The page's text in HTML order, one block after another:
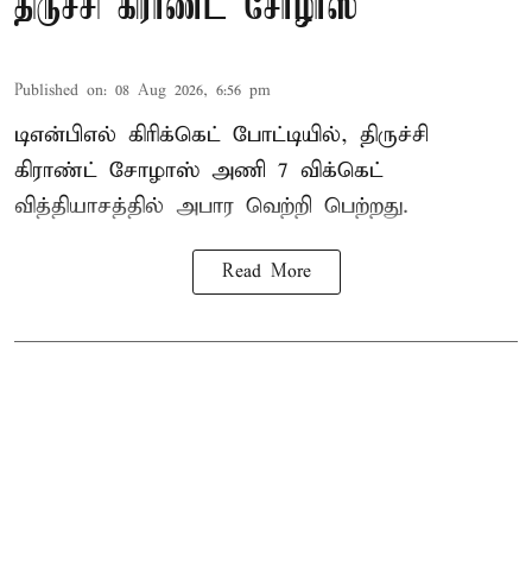
திருச்சி கிராண்ட் சோழாஸ்
Published on: 08 Aug 2026, 6:56 pm
டிஎன்பிஎல் கிரிக்கெட் போட்டியில், திருச்சி
கிராண்ட் சோழாஸ் அணி 7 விக்கெட்
வித்தியாசத்தில் அபார வெற்றி பெற்றது.
Read More